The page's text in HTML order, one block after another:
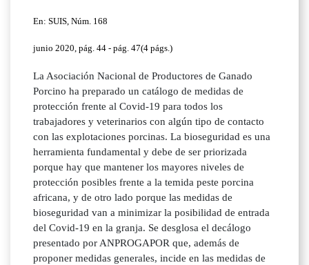
En: SUIS, Núm. 168
junio 2020, pág. 44 - pág. 47(4 págs.)
La Asociación Nacional de Productores de Ganado
Porcino ha preparado un catálogo de medidas de
protección frente al Covid-19 para todos los
trabajadores y veterinarios con algún tipo de contacto
con las explotaciones porcinas. La bioseguridad es una
herramienta fundamental y debe de ser priorizada
porque hay que mantener los mayores niveles de
protección posibles frente a la temida peste porcina
africana, y de otro lado porque las medidas de
bioseguridad van a minimizar la posibilidad de entrada
del Covid-19 en la granja. Se desglosa el decálogo
presentado por ANPROGAPOR que, además de
proponer medidas generales, incide en las medidas de